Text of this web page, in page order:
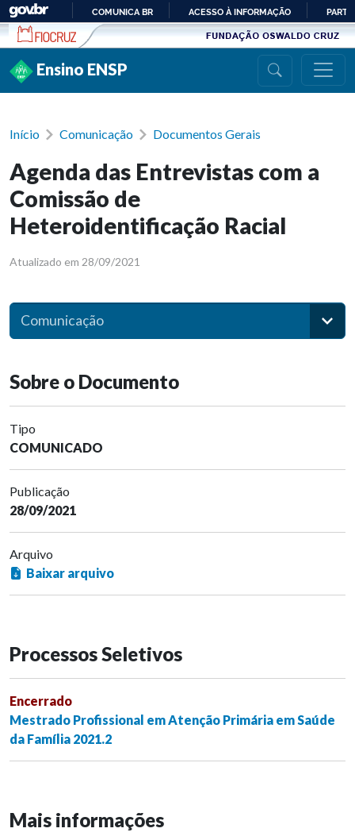
Ir para conteúdo
PARA
COMUNICA BR ACESSO À INFORMAÇÃO
Ensino ENSP
Início Comunicação Documentos Gerais
Agenda das Entrevistas com a
Comissão de
Heteroidentificação Racial
Atualizado em 28/09/2021
Comunicação
Sobre o Documento
Tipo
COMUNICADO
Publicação
28/09/2021
Arquivo
Baixar arquivo
Processos Seletivos
Encerrado
Mestrado Profissional em Atenção Primária em Saúde
da Família 2021.2
Mais informações